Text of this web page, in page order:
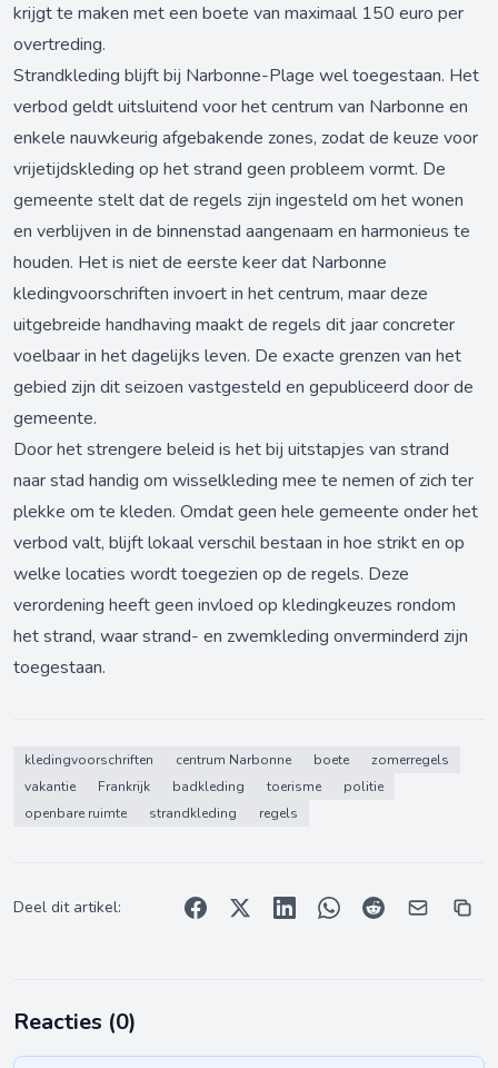
krijgt te maken met een boete van maximaal 150 euro per
overtreding.
Strandkleding blijft bij Narbonne-Plage wel toegestaan. Het
verbod geldt uitsluitend voor het centrum van Narbonne en
enkele nauwkeurig afgebakende zones, zodat de keuze voor
vrijetijdskleding op het strand geen probleem vormt. De
gemeente stelt dat de regels zijn ingesteld om het wonen
en verblijven in de binnenstad aangenaam en harmonieus te
houden. Het is niet de eerste keer dat Narbonne
kledingvoorschriften invoert in het centrum, maar deze
uitgebreide handhaving maakt de regels dit jaar concreter
voelbaar in het dagelijks leven. De exacte grenzen van het
gebied zijn dit seizoen vastgesteld en gepubliceerd door de
gemeente.
Door het strengere beleid is het bij uitstapjes van strand
naar stad handig om wisselkleding mee te nemen of zich ter
plekke om te kleden. Omdat geen hele gemeente onder het
verbod valt, blijft lokaal verschil bestaan in hoe strikt en op
welke locaties wordt toegezien op de regels. Deze
verordening heeft geen invloed op kledingkeuzes rondom
het strand, waar strand- en zwemkleding onverminderd zijn
toegestaan.
kledingvoorschriften centrum Narbonne boete
zomerregels
vakantie
Frankrijk badkleding toerisme
politie
openbare ruimte
strandkleding regels
Deel dit artikel:
Reacties (0)